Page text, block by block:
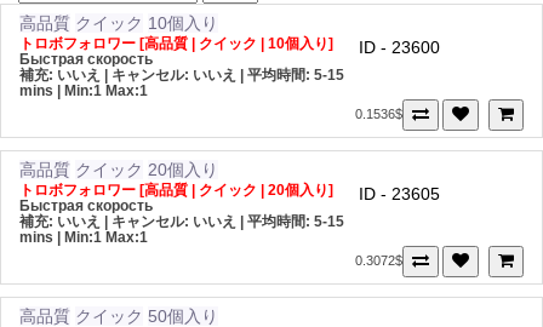
高品質 クイック 10個入り
トロボフォロワー [高品質 | クイック | 10個入り]
Быстрая скорость
補充: いいえ | キャンセル: いいえ | 平均時間: 5-15
mins
| Min:1 Max:1
ID - 23600
0.1536$
高品質 クイック 20個入り
トロボフォロワー [高品質 | クイック | 20個入り]
Быстрая скорость
補充: いいえ | キャンセル: いいえ | 平均時間: 5-15
mins
| Min:1 Max:1
ID - 23605
0.3072$
高品質 クイック 50個入り